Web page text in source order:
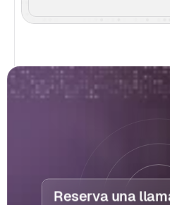
Reserva una